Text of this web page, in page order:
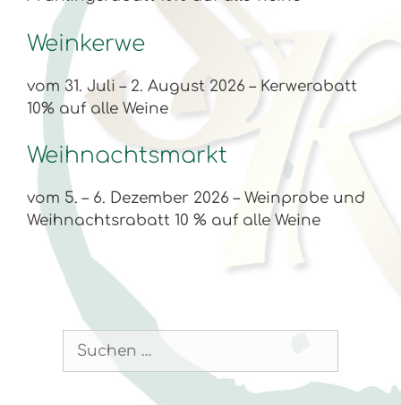
Weinkerwe
vom 31. Juli – 2. August 2026 – Kerwerabatt
10% auf alle Weine
Weihnachtsmarkt
vom 5. – 6. Dezember 2026 – Weinprobe und
Weihnachtsrabatt 10 % auf alle Weine
Suchen